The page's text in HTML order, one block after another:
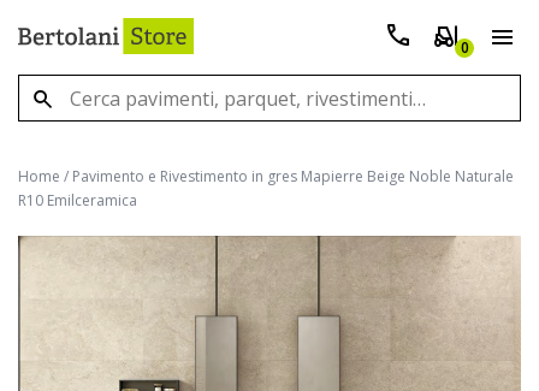
0
Home / Pavimento e Rivestimento in gres Mapierre Beige Noble Naturale
R10 Emilceramica